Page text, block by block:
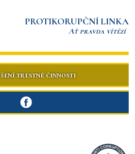
PROTIKORUPČNÍ LINKA
Ať pravda vítězí
trestné činnosti